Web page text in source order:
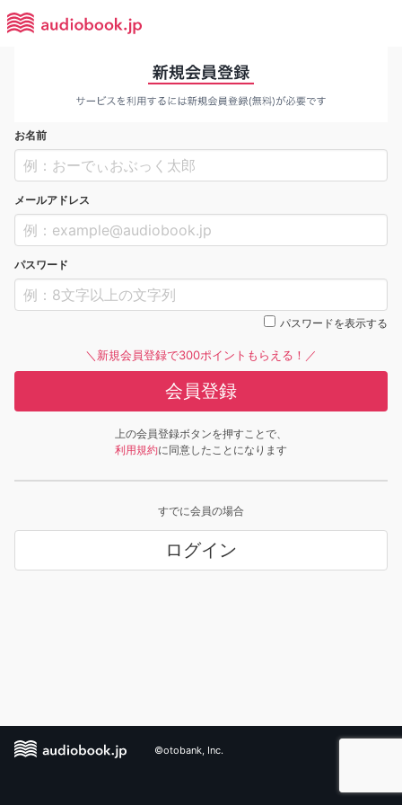
お名前
メールアドレス
パスワード
パスワードを表示する
＼新規会員登録で300ポイントもらえる！／
会員登録
上の会員登録ボタンを押すことで、
利用規約に同意したことになります
すでに会員の場合
ログイン
©otobank, Inc.